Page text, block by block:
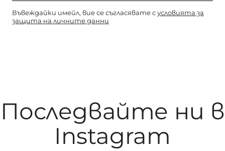
Въвеждайки имейл, вие се съгласявате сусловията за
защита на личните данни
Последвайте ни в
Instagram